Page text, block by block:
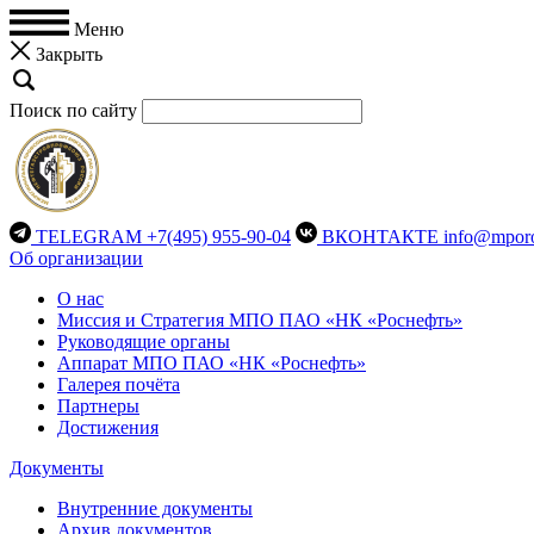
Меню
Закрыть
Поиск по сайту
TELEGRAM +7(495) 955-90-04 ВКОНТАКТЕ
Об организации
О нас
Миссия и Стратегия МПО ПАО «НК «Роснефть»
Руководящие органы
Аппарат МПО ПАО «НК «Роснефть»
Галерея почёта
Партнеры
Достижения
Документы
Внутренние документы
Архив документов